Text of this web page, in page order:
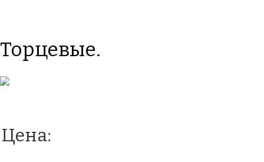
Торцевые.
Цена: